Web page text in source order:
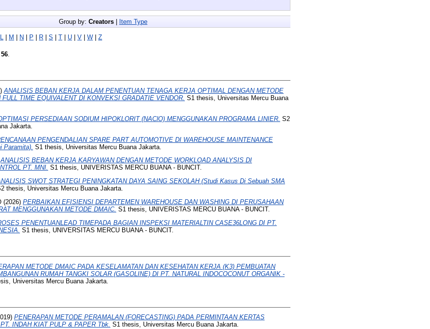
Group by: Creators Item Type
L M N P R S T U V W Z
56.
ANALISIS BEBAN KERJA DALAM PENENTUAN TENAGA KERJA OPTIMAL DENGAN METODE
TIME EQUIVALENT DI KONVEKSI GRADATIE VENDOR. S1 thesis, Universitas Mercu Buana
PERSEDIAAN SODIUM HIPOKLORIT (NAClO) MENGGUNAKAN PROGRAMA LINIER. S2
Jakarta.
PENGENDALIAN SPARE PART AUTOMOTIVE DI WAREHOUSE MAINTENANCE
Paramita). S1 thesis, Universitas Mercu Buana Jakarta.
ANALISIS BEBAN KERJA KARYAWAN DENGAN METODE WORKLOAD ANALYSIS DI
PT. MNI. S1 thesis, UNIVERISTAS MERCU BUANA - BUNCIT.
SWOT STRATEGI PENINGKATAN DAYA SAING SEKOLAH (Studi Kasus Di Sebuah SMA
thesis, Universitas Mercu Buana Jakarta.
(2026) PERBAIKAN EFISIENSI DEPARTEMEN WAREHOUSE DAN WASHING DI PERUSAHAAN
MENGGUNAKAN METODE DMAIC. S1 thesis, UNIVERISTAS MERCU BUANA - BUNCIT.
PENENTUANLEAD TIMEPADA BAGIAN INSPEKSI MATERIALTIN CASE36LONG DI PT.
S1 thesis, UNIVERSITAS MERCU BUANA - BUNCIT.
METODE DMAIC PADA KESELAMATAN DAN KESEHATAN KERJA (K3) PEMBUATAN
RUMAH TANGKI SOLAR (GASOLINE) DI PT. NATURAL INDOCOCONUT ORGANIK -
Universitas Mercu Buana Jakarta.
PENERAPAN METODE PERAMALAN (FORECASTING) PADA PERMINTAAN KERTAS
INDAH KIAT PULP & PAPER Tbk. S1 thesis, Universitas Mercu Buana Jakarta.